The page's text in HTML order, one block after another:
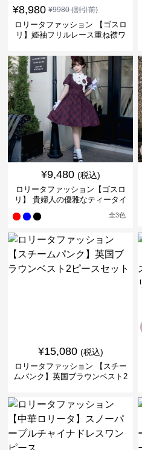
¥8,980 ¥9980(割引前)
ロリータファッション 【ゴスロ
リ】姫袖フリルレース重ね襟ワ
¥9,480 (税込)
ロリータファッション【ゴスロ
リ】 貴婦人の優雅なティータイ
全3色
¥15,080 (税込)
ロリータファッション 【スチー
ムパンク】英国ブラウンベスト2